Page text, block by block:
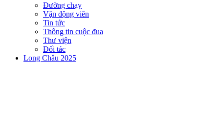
Đường chạy
Vận động viên
Tin tức
Thông tin cuộc đua
Thư viện
Đối tác
Long Châu 2025